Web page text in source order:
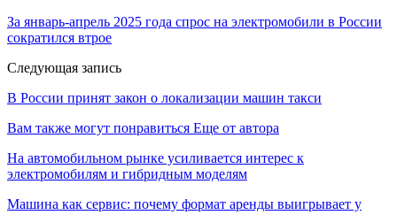
За январь-апрель 2025 года спрос на электромобили в России
сократился втрое
Следующая запись
В России принят закон о локализации машин такси
Вам также могут понравиться Еще от автора
На автомобильном рынке усиливается интерес к
электромобилям и гибридным моделям
Машина как сервис: почему формат аренды выигрывает у